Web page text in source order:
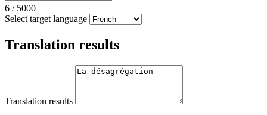
6 / 5000
Select target language
Translation results
Translation results